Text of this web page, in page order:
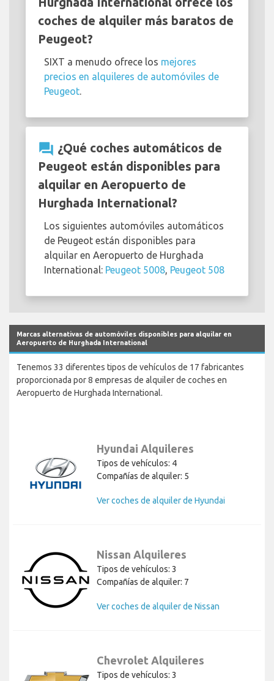
coches de alquiler más baratos de
Peugeot?
SIXT a menudo ofrece los mejores
precios en alquileres de automóviles de
Peugeot.
question_answer ¿Qué coches automáticos de
Peugeot están disponibles para
alquilar en Aeropuerto de
Hurghada International?
Los siguientes automóviles automáticos
de Peugeot están disponibles para
alquilar en Aeropuerto de Hurghada
International: Peugeot 5008, Peugeot 508
Marcas alternativas de automóviles disponibles para alquilar en
Aeropuerto de Hurghada International
Tenemos 33 diferentes tipos de vehículos de 17 fabricantes
proporcionada por 8 empresas de alquiler de coches en
Aeropuerto de Hurghada International.
Hyundai Alquileres
Tipos de vehículos: 4
Compañías de alquiler: 5
Ver coches de alquiler de Hyundai
Nissan Alquileres
Tipos de vehículos: 3
Compañías de alquiler: 7
Ver coches de alquiler de Nissan
Chevrolet Alquileres
Tipos de vehículos: 3